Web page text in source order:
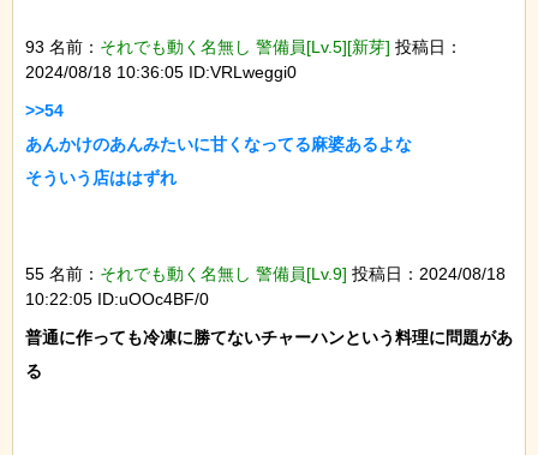
93 名前： それでも動く名無し 警備員[Lv.5][新芽] 投稿日：
2024/08/18 10:36:05 ID:VRLweggi0
>>54
あんかけのあんみたいに甘くなってる麻婆あるよな
そういう店ははずれ
55 名前： それでも動く名無し 警備員[Lv.9] 投稿日：2024/08/18
10:22:05 ID:uOOc4BF/0
普通に作っても冷凍に勝てないチャーハンという料理に問題があ
る